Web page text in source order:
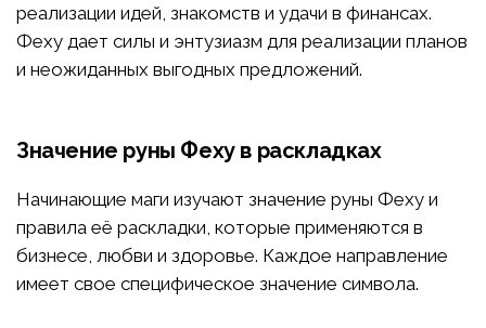
реализации идей, знакомств и удачи в финансах.
Феху дает силы и энтузиазм для реализации планов
и неожиданных выгодных предложений.
Значение руны Феху в раскладках
Начинающие маги изучают значение руны Феху и
правила её раскладки, которые применяются в
бизнесе, любви и здоровье. Каждое направление
имеет свое специфическое значение символа.